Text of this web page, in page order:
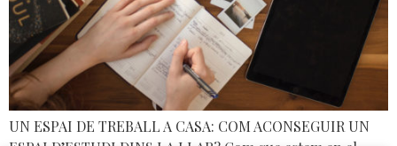
UN ESPAI DE TREBALL A CASA: COM ACONSEGUIR UN